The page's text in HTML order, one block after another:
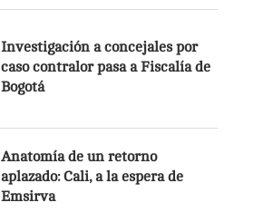
Investigación a concejales por
caso contralor pasa a Fiscalía de
Bogotá
Anatomía de un retorno
aplazado: Cali, a la espera de
Emsirva